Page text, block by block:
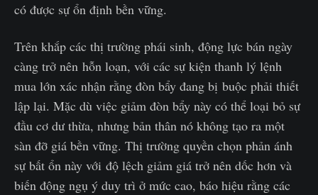
có được sự ổn định bền vững.
Trên khắp các thị trường phái sinh, động lực bán ngày
càng trở nên hỗn loạn, với các sự kiện thanh lý lệnh
mua lớn xác nhận rằng đòn bẩy đang bị buộc phải thiết
lập lại. Mặc dù việc giảm đòn bẩy này có thể loại bỏ sự
đầu cơ dư thừa, nhưng bản thân nó không tạo ra một
sàn đỡ giá bền vững. Thị trường quyền chọn phản ánh
sự bất ổn này với độ lệch giảm giá trở nên dốc hơn và
biến động ngụ ý duy trì ở mức cao, báo hiệu rằng các